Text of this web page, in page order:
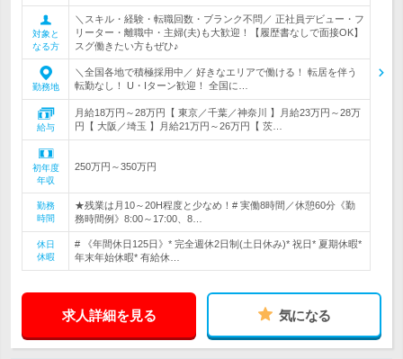
対象と
なる方
＼スキル・経験・転職回数・ブランク不問／ 正社員デビュー・フ
リーター・離職中・主婦(夫)も大歓迎！【履歴書なしで面接OK】
スグ働きたい方もぜひ♪
勤務地
＼全国各地で積極採用中／ 好きなエリアで働ける！ 転居を伴う
転勤なし！ U・Iターン歓迎！ 全国に…
給与
月給18万円～28万円【 東京／千葉／神奈川 】月給23万円～28万
円【 大阪／埼玉 】月給21万円～26万円【 茨…
初年度
年収
250万円～350万円
勤務
時間
★残業は月10～20H程度と少なめ！# 実働8時間／休憩60分《勤
務時間例》8:00～17:00、8…
休日
休暇
# 《年間休日125日》* 完全週休2日制(土日休み)* 祝日* 夏期休暇*
年末年始休暇* 有給休…
求人詳細を見る 気になる